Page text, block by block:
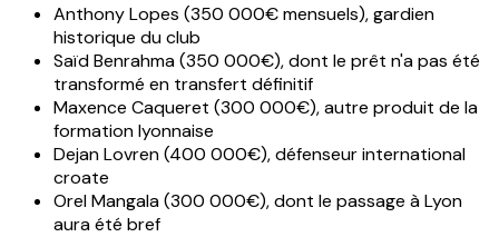
Anthony Lopes (350 000€ mensuels), gardien
historique du club
Saïd Benrahma (350 000€), dont le prêt n'a pas été
transformé en transfert définitif
Maxence Caqueret (300 000€), autre produit de la
formation lyonnaise
Dejan Lovren (400 000€), défenseur international
croate
Orel Mangala (300 000€), dont le passage à Lyon
aura été bref